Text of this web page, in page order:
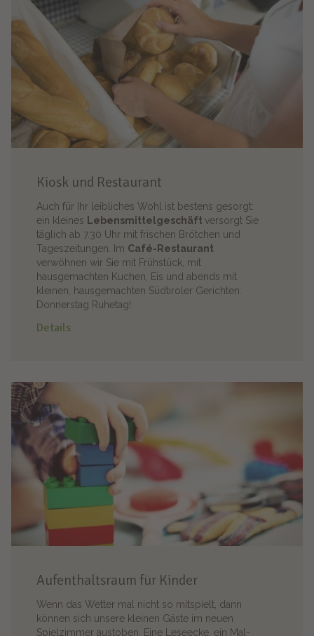
Kiosk und Restaurant
Auch für Ihr leibliches Wohl ist bestens gesorgt:
ein kleines Lebensmittelgeschäftversorgt Sie
täglich ab 7.30 Uhr mit frischen Brötchen und
Tageszeitungen. Im Café-Restaurant
verwöhnen wir Sie mit Frühstück, mit
hausgemachten Kuchen, Eis und abends mit
kleinen, hausgemachten Südtiroler Gerichten.
Donnerstag Ruhetag!
Details
Aufenthaltsraum für Kinder
Wenn das Wetter mal nicht so mitspielt, dann
können sich unsere kleinen Gäste im neuen
Spielzimmer austoben. Eine Leseecke, ein Mal-